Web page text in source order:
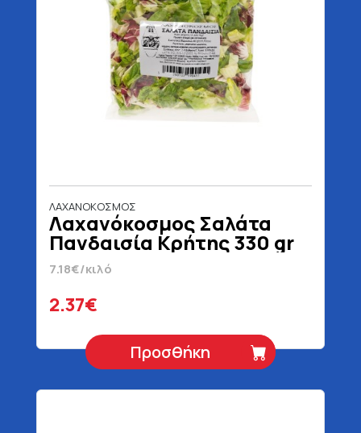
ΛΑΧΑΝΟΚΟΣΜΟΣ
Λαχανόκοσμος Σαλάτα
Πανδαισία Κρήτης 330 gr
7.18€/κιλό
2.37€
Προσθήκη